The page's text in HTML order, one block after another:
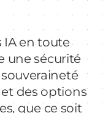
IA en toute
une sécurité
des options
que ce soit